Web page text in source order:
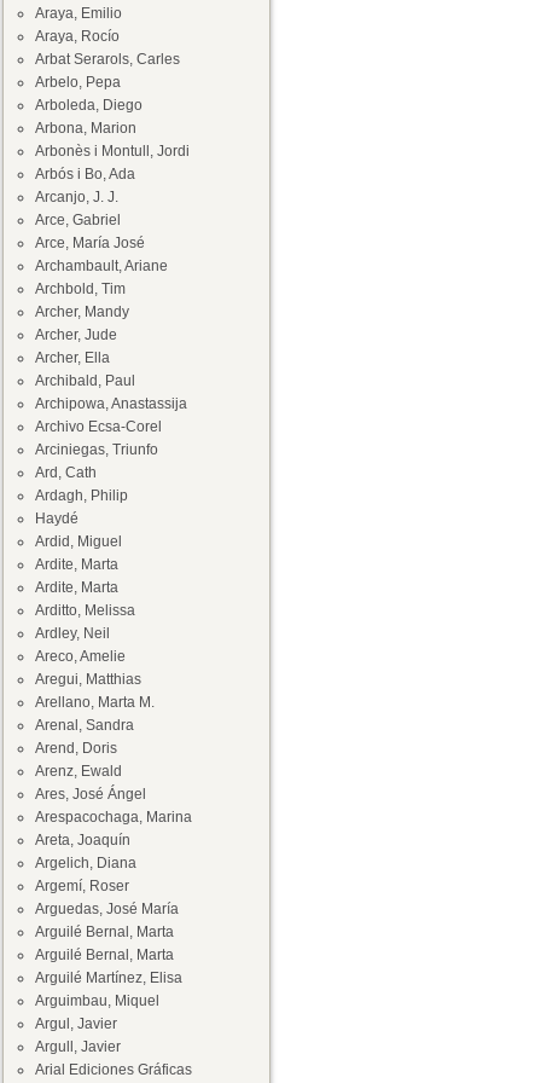
Araya, Emilio
Araya, Rocío
Arbat Serarols, Carles
Arbelo, Pepa
Arboleda, Diego
Arbona, Marion
Arbonès i Montull, Jordi
Arbós i Bo, Ada
Arcanjo, J. J.
Arce, Gabriel
Arce, María José
Archambault, Ariane
Archbold, Tim
Archer, Mandy
Archer, Jude
Archer, Ella
Archibald, Paul
Archipowa, Anastassija
Archivo Ecsa-Corel
Arciniegas, Triunfo
Ard, Cath
Ardagh, Philip
Haydé
Ardid, Miguel
Ardite, Marta
Ardite, Marta
Arditto, Melissa
Ardley, Neil
Areco, Amelie
Aregui, Matthias
Arellano, Marta M.
Arenal, Sandra
Arend, Doris
Arenz, Ewald
Ares, José Ángel
Arespacochaga, Marina
Areta, Joaquín
Argelich, Diana
Argemí, Roser
Arguedas, José María
Arguilé Bernal, Marta
Arguilé Bernal, Marta
Arguilé Martínez, Elisa
Arguimbau, Miquel
Argul, Javier
Argull, Javier
Arial Ediciones Gráficas